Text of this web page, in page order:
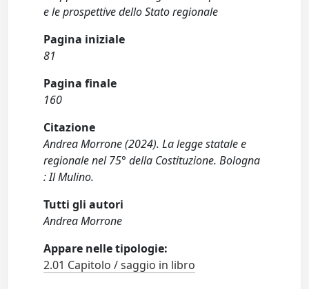
e le prospettive dello Stato regionale
Pagina iniziale
81
Pagina finale
160
Citazione
Andrea Morrone (2024). La legge statale e
regionale nel 75° della Costituzione. Bologna
: Il Mulino.
Tutti gli autori
Andrea Morrone
Appare nelle tipologie:
2.01 Capitolo / saggio in libro